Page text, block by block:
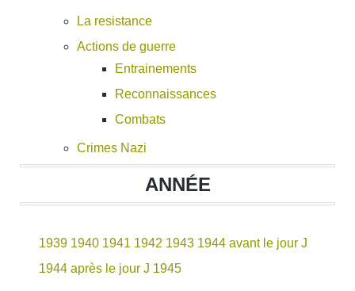
La resistance
Actions de guerre
Entrainements
Reconnaissances
Combats
Crimes Nazi
ANNÉE
1939 1940 1941 1942 1943 1944 avant le jour J
1944 après le jour J 1945